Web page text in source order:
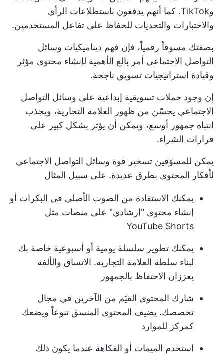
وTikTok. كما أنهم يدفعون باستطلاعات الرأي
والاختبارات والتحديات للحفاظ على تفاعل المستخدمين.
بصفتك مسوقاً رقمياً، فإن فهم ديناميكيات وسائل
التواصل الاجتماعي أمر بالغ الأهمية لإنشاء محتوى مؤثر
وقيادة استراتيجيات تسويق ناجحة.
إن وجود حملات تسويقية إبداعية على وسائل التواصل
الاجتماعي يحسّن من ظهور العلامة التجارية، ويجذب
انتباه جمهور أوسع، ويمكن أن يؤثر بشكل كبير على
قرارات الشراء.
يمكن للمسوّقين تسخير قوة وسائل التواصل الاجتماعي
لأفكار المحتوى بطرق عديدة. على سبيل المثال
يمكنك الاستفادة من الصوت الأصلي في البكرات أو
إنشاء محتوى "إرشادي" على منصات مثل
YouTube Shorts
يمكنك تطوير سلسلة يومية أو أسبوعية خاصة بك
لبناء سلطة العلامة التجارية. الاتساق والألفة
يعززان الاحتفاظ بالجمهور
شارك المحتوى القيّم من الآخرين في مجال
تخصصك. يضيف المحتوى المنسق تنوعاً ويضعك
كمركز للموارد
استخدم الميمات أو الفكاهة عندما يكون ذلك